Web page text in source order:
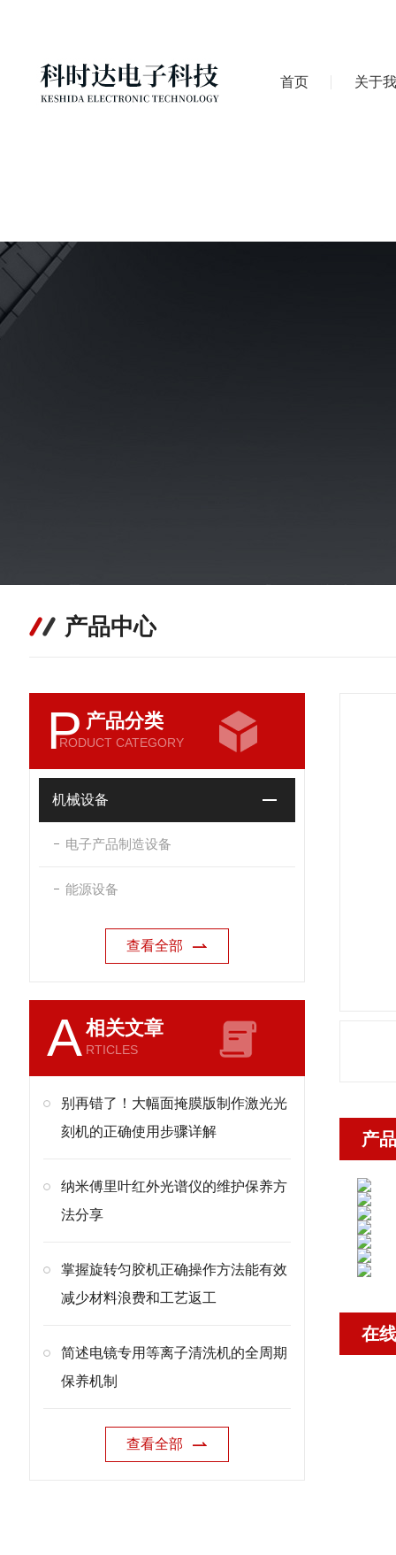
首页 关于
产品中心
P 产品分类
RODUCT CATEGORY
机械设备
电子产品制造设备
能源设备
查看全部
A相关文章
RTICLES
别再错了！大幅面掩膜版制作激光光
刻机的正确使用步骤详解
纳米傅里叶红外光谱仪的维护保养方
法分享
掌握旋转匀胶机正确操作方法能有效
减少材料浪费和工艺返工
简述电镜专用等离子清洗机的全周期
保养机制
查看全部
产
在